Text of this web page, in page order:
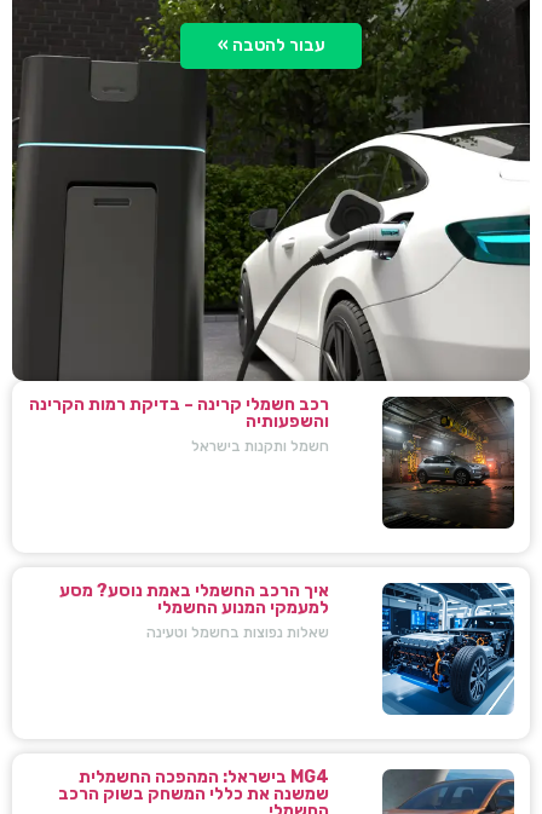
עבור להטבה »
רכב חשמלי קרינה – בדיקת רמות הקרינה
והשפעותיה
חשמל ותקנות בישראל
איך הרכב החשמלי באמת נוסע? מסע
למעמקי המנוע החשמלי
שאלות נפוצות בחשמל וטעינה
MG4 בישראל: המהפכה החשמלית
שמשנה את כללי המשחק בשוק הרכב